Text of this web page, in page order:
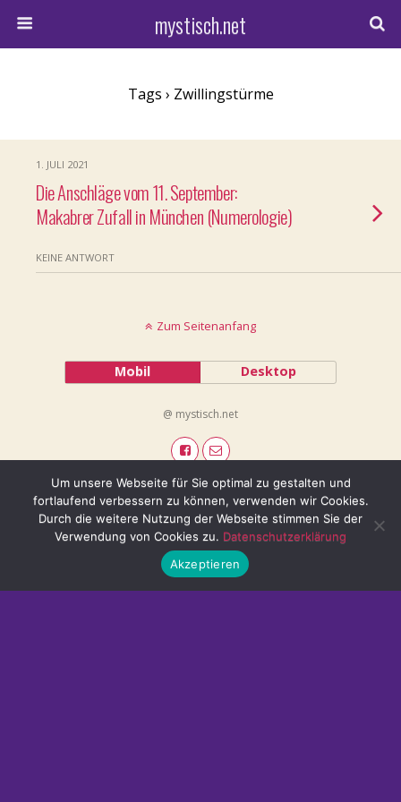
mystisch.net
Tags › Zwillingstürme
1. JULI 2021
Die Anschläge vom 11. September:
Makabrer Zufall in München (Numerologie)
KEINE ANTWORT
Zum Seitenanfang
Mobil Desktop
@ mystisch.net
Um unsere Webseite für Sie optimal zu gestalten und
fortlaufend verbessern zu können, verwenden wir Cookies.
Durch die weitere Nutzung der Webseite stimmen Sie der
Verwendung von Cookies zu. Datenschutzerklärung
Akzeptieren